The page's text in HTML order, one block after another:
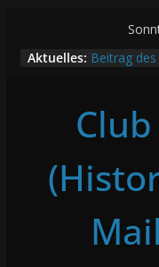
Aktuelles: Beitrag
Beitrag